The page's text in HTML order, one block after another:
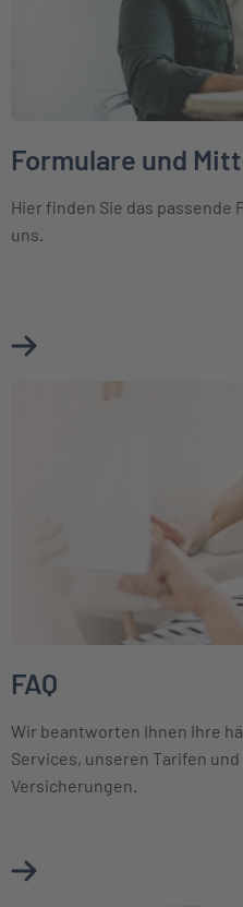
Formulare und
Hier finden Sie das passende
uns.
Mehr über Formulare und
FAQ
Wir beantworten Ihnen Ihre
Services, unseren Tarifen
Versicherungen.
Mehr über FAQ erfahren